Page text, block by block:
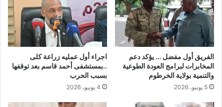
الفريق أول مفضل … يؤكد دعم
المخابرات لبرامج العودة الطوعية
والتنمية بولاية الخرطوم
5 يونيو، 2026
اجراء أول عمليه زراعة كلى
..بمستشفى أحمد قاسم بعد توقفها
بسبب الحرب
4 يونيو، 2026